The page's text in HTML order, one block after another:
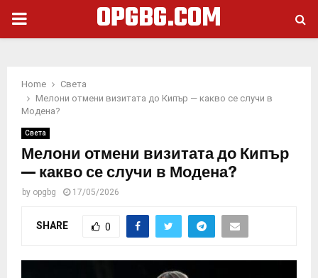
PRIMARY
OPGBG.COM
Home
Света
Мелони отмени визитата до Кипър — какво се случи в
Модена?
Света
Мелони отмени визитата до Кипър
— какво се случи в Модена?
by opgbg 17/05/2026
SHARE 0